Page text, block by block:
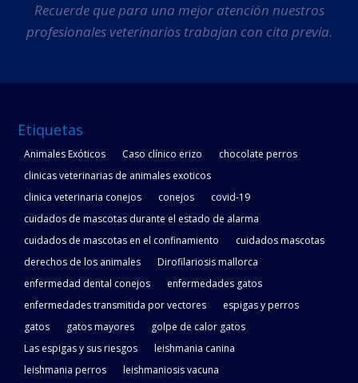
Recuerde que para una mejor atención nuestros
profesionales veterinarios trabajan con cita previa.
Etiquetas
Animales Exóticos Caso clínico erizo
chocolate perros
clinicas veterinarias de animales exoticos
clinica veterinaria conejos
conejos
covid-19
cuidados de mascotas durante el estado de alarma
cuidados de mascotas en el confinamiento
cuidados mascotas
derechos de los animales
Dirofilariosis mallorca
enfermedad dental conejos
enfermedades gatos
enfermedades transmitida por vectores
espigas y perros
gatos
gatos mayores
golpe de calor gatos
Las espigas y sus riesgos
leishmania canina
leishmania perros
leishmaniosis vacuna